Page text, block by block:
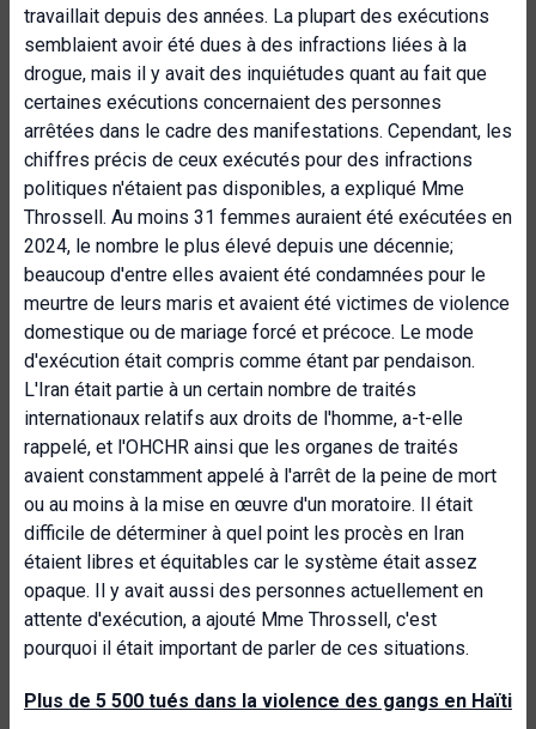
travaillait depuis des années. La plupart des exécutions
semblaient avoir été dues à des infractions liées à la
drogue, mais il y avait des inquiétudes quant au fait que
certaines exécutions concernaient des personnes
arrêtées dans le cadre des manifestations. Cependant, les
chiffres précis de ceux exécutés pour des infractions
politiques n'étaient pas disponibles, a expliqué Mme
Throssell. Au moins 31 femmes auraient été exécutées en
2024, le nombre le plus élevé depuis une décennie;
beaucoup d'entre elles avaient été condamnées pour le
meurtre de leurs maris et avaient été victimes de violence
domestique ou de mariage forcé et précoce. Le mode
d'exécution était compris comme étant par pendaison.
L'Iran était partie à un certain nombre de traités
internationaux relatifs aux droits de l'homme, a-t-elle
rappelé, et l'OHCHR ainsi que les organes de traités
avaient constamment appelé à l'arrêt de la peine de mort
ou au moins à la mise en œuvre d'un moratoire. Il était
difficile de déterminer à quel point les procès en Iran
étaient libres et équitables car le système était assez
opaque. Il y avait aussi des personnes actuellement en
attente d'exécution, a ajouté Mme Throssell, c'est
pourquoi il était important de parler de ces situations.
Plus de 5 500 tués dans la violence des gangs en Haïti